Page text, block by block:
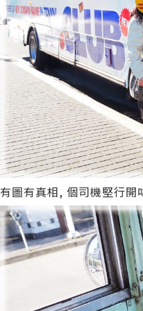
有圖有真相, 個司機堅行開